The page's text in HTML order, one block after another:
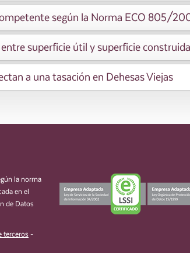
según la Norma ECO 805/
entre superficie útil y superficie
a una tasación en Dehesas Viejas
la norma
en el
de Datos
terceros -